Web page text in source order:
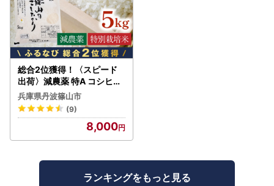
総合2位獲得！〈スピード
出荷〉減農薬 特A コシヒカ
リ 5kg 丹波篠山産 特別栽培
米 こしひかり
兵庫県丹波篠山市
(9)
8,000
ランキングをもっと見る